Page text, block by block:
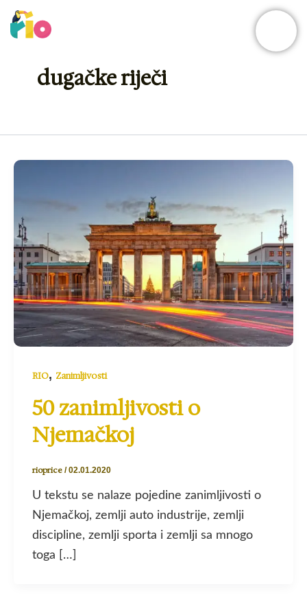
Skip
to
dugačke riječi
RIO, Zanimljivosti
50 zanimljivosti o
Njemačkoj
rioprice /02.01.2020
U tekstu se nalaze pojedine zanimljivosti o
Njemačkoj, zemlji auto industrije, zemlji
discipline, zemlji sporta i zemlji sa mnogo
toga […]